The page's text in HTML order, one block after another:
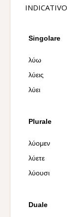
INDICATIVO
Singolare
λύω
λύεις
λύει
Plurale
λύομεν
λύετε
λύουσι
Duale